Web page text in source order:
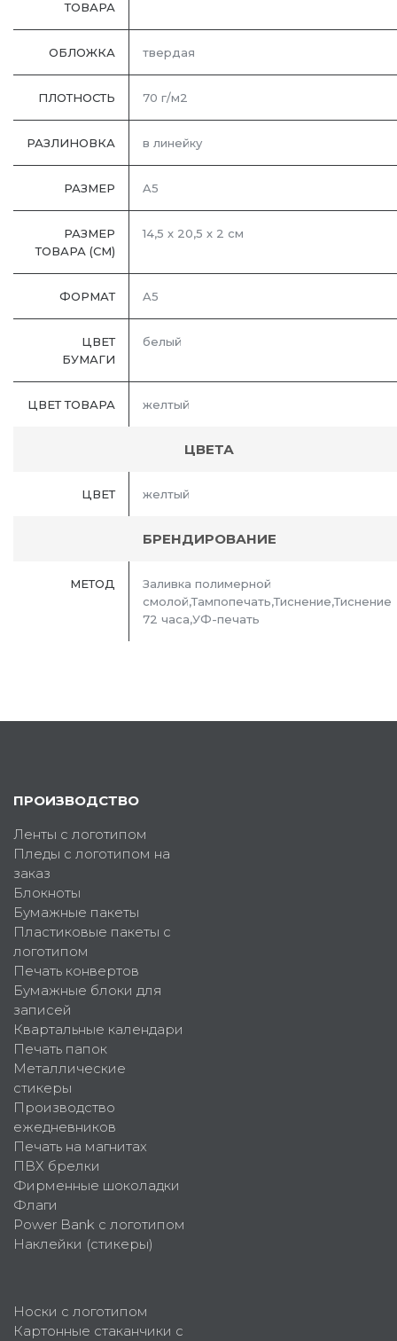
ТОВАРА
ОБЛОЖКА твердая
ПЛОТНОСТЬ 70 г/м2
РАЗЛИНОВКА в линейку
РАЗМЕР A5
РАЗМЕР
ТОВАРА (СМ)
14,5 х 20,5 х 2 см
ФОРМАТ A5
ЦВЕТ
БУМАГИ
белый
ЦВЕТ ТОВАРА желтый
ЦВЕТА
ЦВЕТ желтый
БРЕНДИРОВАНИЕ
МЕТОД
Заливка полимерной
смолой,Тампопечать,Тиснение,Тиснение
72 часа,УФ-печать
ПРОИЗВОДСТВО
Ленты с логотипом
Пледы с логотипом на
заказ
Блокноты
Бумажные пакеты
Пластиковые пакеты с
логотипом
Печать конвертов
Бумажные блоки для
записей
Квартальные календари
Печать папок
Металлические
стикеры
Производство
ежедневников
Печать на магнитах
ПВХ брелки
Фирменные шоколадки
Флаги
Power Bank с логотипом
Наклейки (стикеры)
Носки с логотипом
Картонные стаканчики с